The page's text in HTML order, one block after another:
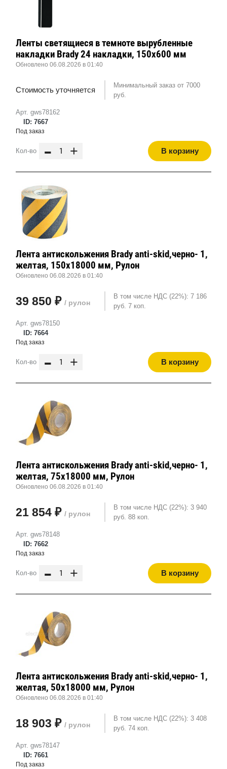
Арт. gws78162
ID: 7667
Ленты светящиеся в темноте вырубленные
накладки Brady 24 накладки, 150x600 мм
Обновлено 06.08.2026 в 01:40
Стоимость уточняется
Минимальный заказ от 7000
руб.
Под заказ
Кол-во - + В корзину
Арт. gws78150
ID: 7664
Лента антискольжения Brady anti-skid,черно- 1,
желтая, 150x18000 мм, Рулон
Обновлено 06.08.2026 в 01:40
39 850 ₽ / рулон
В том числе НДС (22%): 7 186
руб. 7 коп.
Под заказ
Кол-во - + В корзину
Арт. gws78148
ID: 7662
Лента антискольжения Brady anti-skid,черно- 1,
желтая, 75x18000 мм, Рулон
Обновлено 06.08.2026 в 01:40
21 854 ₽ / рулон
В том числе НДС (22%): 3 940
руб. 88 коп.
Под заказ
Кол-во - + В корзину
Арт. gws78147
ID: 7661
Лента антискольжения Brady anti-skid,черно- 1,
желтая, 50x18000 мм, Рулон
Обновлено 06.08.2026 в 01:40
18 903 ₽ / рулон
В том числе НДС (22%): 3 408
руб. 74 коп.
Под заказ